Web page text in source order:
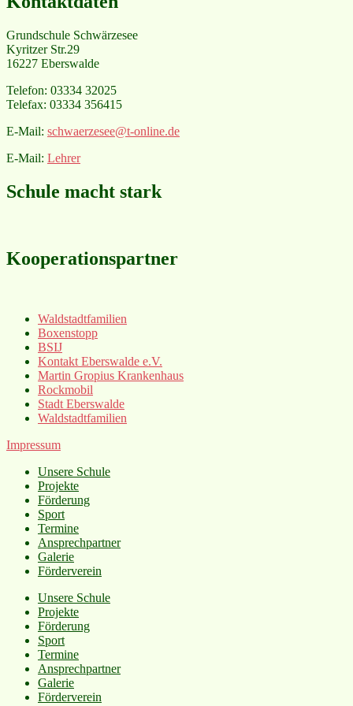
Grundschule Schwärzesee
Kyritzer Str.29
16227 Eberswalde
Telefon: 03334 32025
Telefax: 03334 356415
E-Mail: schwaerzesee@t-online.de
E-Mail: Lehrer
Schule macht stark
Kooperationspartner
Waldstadtfamilien
Boxenstopp
BSIJ
Kontakt Eberswalde e.V.
Martin Gropius Krankenhaus
Rockmobil
Stadt Eberswalde
Waldstadtfamilien
Impressum
Unsere Schule
Projekte
Förderung
Sport
Termine
Ansprechpartner
Galerie
Förderverein
Unsere Schule
Projekte
Förderung
Sport
Termine
Ansprechpartner
Galerie
Förderverein